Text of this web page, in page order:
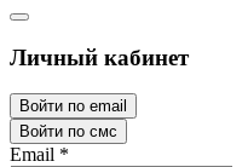
Личный кабинет
Войти по email
Войти по смс
Email *